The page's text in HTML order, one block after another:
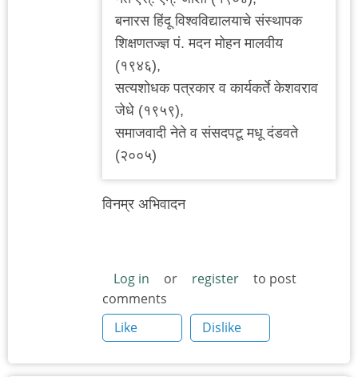
बनारस हिंदू विश्वविद्यालयाचे संस्थापक
शिक्षणतज्ज्ञ पं. मदन मोहन मालवीय
(१९४६),
सत्यशोधक पत्रकार व कार्यकर्ते केशवराव
जेधे (१९५९),
समाजवादी नेते व संसदपटू मधू दंडवते
(२००५)
विनम्र अभिवादन
Log in or register
to post
comments
Like
Dislike